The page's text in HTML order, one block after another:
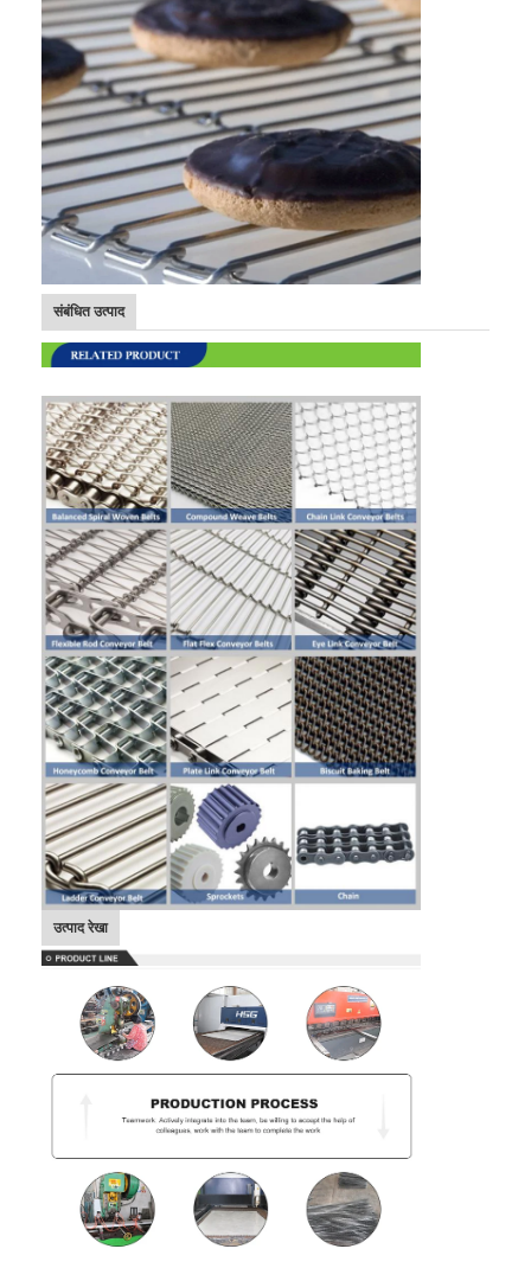
होम
उत्पाद
हमारे बारे में
फैक्टरी यात्रा
गुणवत्ता नियंत्रण
हमसे संपर्क करें
सभी मामलों
स्टेनलेस स्टील जाल बेल्ट
सर्पिल वायर मेष
उच्च तापमान वायर मेष
खाद्य जाल बेल्ट
मधुकोश कन्वेयर बेल्ट
कन्वेयर चेन प्लेट
सोलर फोटोवोल्टिक मेश बेल्ट
चेन मेष बेल्ट
सर्पिल फ्रीजर बेल्ट
ओवन कन्वेयर बेल्ट
संबंधित उत्पाद
उत्पाद रेखा